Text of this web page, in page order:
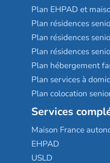
Plan EHPAD et
Plan résidences
Plan résidences
Plan résidences
Plan hébergement
Plan services à
Plan colocation
Services
Maison France
EHPAD
USLD